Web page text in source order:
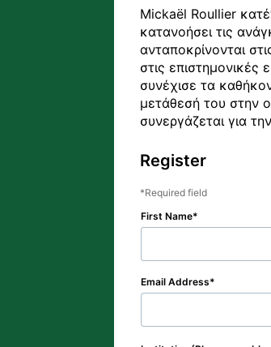
Mickaël Roullier
κατανοήσει τις
ανταποκρίνονται
στις
συνέχισε τα
μετάθεσή του στην
συνεργάζεται για
Register
Required field
First Name
Email Address